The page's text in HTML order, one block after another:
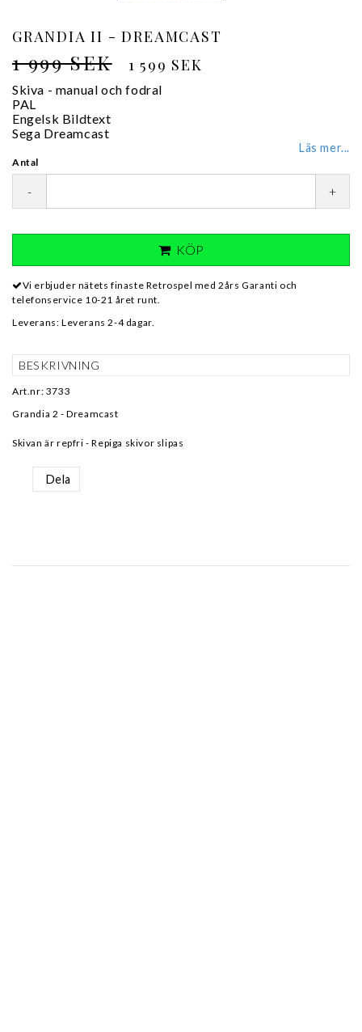
GRANDIA II - DREAMCAST
1 999 SEK 1 599 SEK
Skiva - manual och fodral
PAL
Engelsk Bildtext
Sega Dreamcast
Läs mer...
Antal
- +
KÖP
Vi erbjuder nätets finaste Retrospel med 2års Garanti och
telefonservice 10-21 året runt.
Leverans: Leverans 2-4 dagar.
BESKRIVNING
Art.nr: 3733
Grandia 2 - Dreamcast
Skivan är repfri - Repiga skivor slipas
Dela